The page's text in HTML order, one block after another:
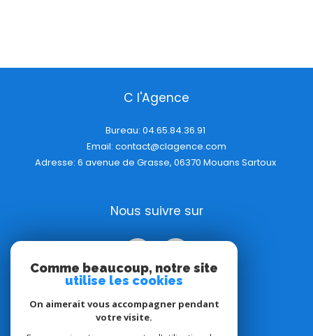
C l'Agence
Bureau: 04.65.84.36.91
Email: contact@clagence.com
Adresse: 6 avenue de Grasse, 06370 Mouans Sartoux
Nous suivre sur
Comme beaucoup, notre site
utilise les cookies
On aimerait vous accompagner pendant
votre visite.